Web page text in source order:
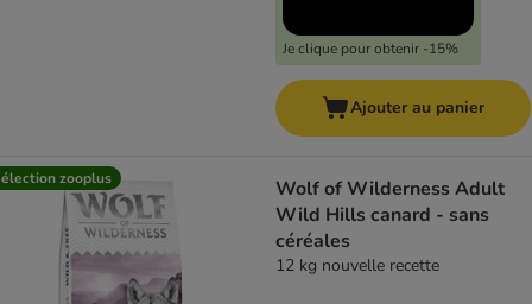
Je clique pour obtenir -15%
Ajouter au panier
zooplus
Wolf of Wilderness Adult
Wild Hills canard - sans
céréales
12 kg nouvelle recette